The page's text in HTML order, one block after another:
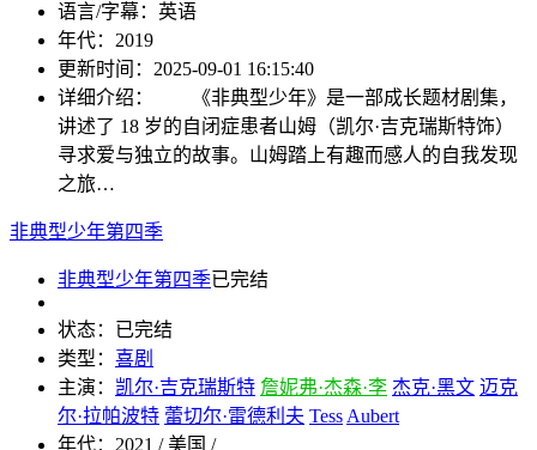
语言/字幕： 英语
年代： 2019
更新时间： 2025-09-01 16:15:40
详细介绍：
《非典型少年》是一部成长题材剧集，
讲述了 18 岁的自闭症患者山姆（凯尔·吉克瑞斯特饰）
寻求爱与独立的故事。山姆踏上有趣而感人的自我发现
之旅…
非典型少年第四季
非典型少年第四季已完结
状态： 已完结
类型： 喜剧
主演： 凯尔·吉克瑞斯特 詹妮弗·杰森·李 杰克·黑文 迈克
尔·拉帕波特 蕾切尔·雷德利夫 TessAubert
年代： 2021 / 美国 /